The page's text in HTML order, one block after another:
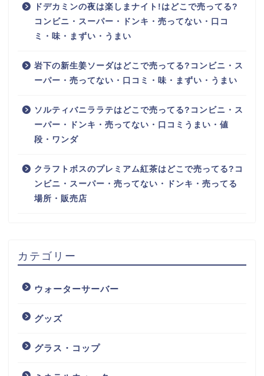
ドデカミンの夜は楽しまナイト!はどこで売ってる?
コンビニ・スーパー・ドンキ・売ってない・口コ
ミ・味・まずい・うまい
岩下の新生姜ソーダはどこで売ってる?コンビニ・ス
ーパー・売ってない・口コミ・味・まずい・うまい
ソルティバニララテはどこで売ってる?コンビニ・ス
ーパー・ドンキ・売ってない・口コミうまい・値
段・ワンダ
クラフトボスのプレミアム紅茶はどこで売ってる?コ
ンビニ・スーパー・売ってない・ドンキ・売ってる
場所・販売店
カテゴリー
ウォーターサーバー
グッズ
グラス・コップ